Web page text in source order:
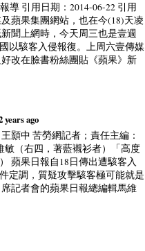
導 引用日期：2014-06-22 引用
蘋果集團網站，也在今(18)天凌
聞上網時，今天周三也是壹週
以駭客入侵報復。上周六壹傳媒
改在臉書粉絲團貼《蘋果》新
years ago
顥中 苦勞網記者；責任主編：
敏（右四，著藍襯衫者）「高度
蘋果日報自18日傳出遭駭客入
定調，質疑攻擊駭客極可能就是
記者會的蘋果日報總編輯馬維